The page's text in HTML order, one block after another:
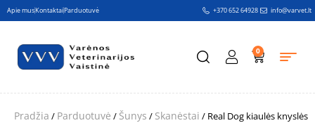
Apie musKontaktaiParduotuvė +370 652 64928 info@varvet.lt
0
Pradžia / Parduotuvė / Šunys / Skanėstai / Real Dog kiaulės knyslės